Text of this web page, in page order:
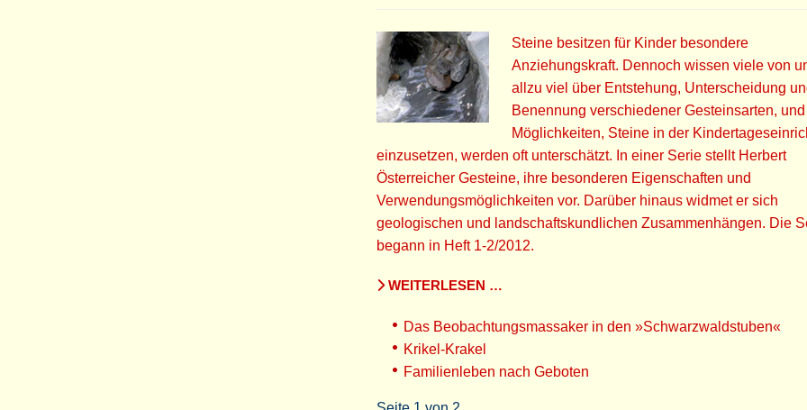
Steine besitzen für Kinder besondere
Anziehungskraft. Dennoch wissen viele von
allzu viel über Entstehung, Unterscheidung
Benennung verschiedener Gesteinsarten,
Möglichkeiten, Steine in der
einzusetzen, werden oft unterschätzt. In einer Serie stellt Herbert
Österreicher Gesteine, ihre besonderen Eigenschaften und
Verwendungsmöglichkeiten vor. Darüber hinaus widmet er sich
geologischen und landschaftskundlichen Zusammenhängen. Die
begann in Heft 1-2/2012.
WEITERLESEN …
Das Beobachtungsmassaker in den »Schwarzwaldstuben«
Krikel-Krakel
Familienleben nach Geboten